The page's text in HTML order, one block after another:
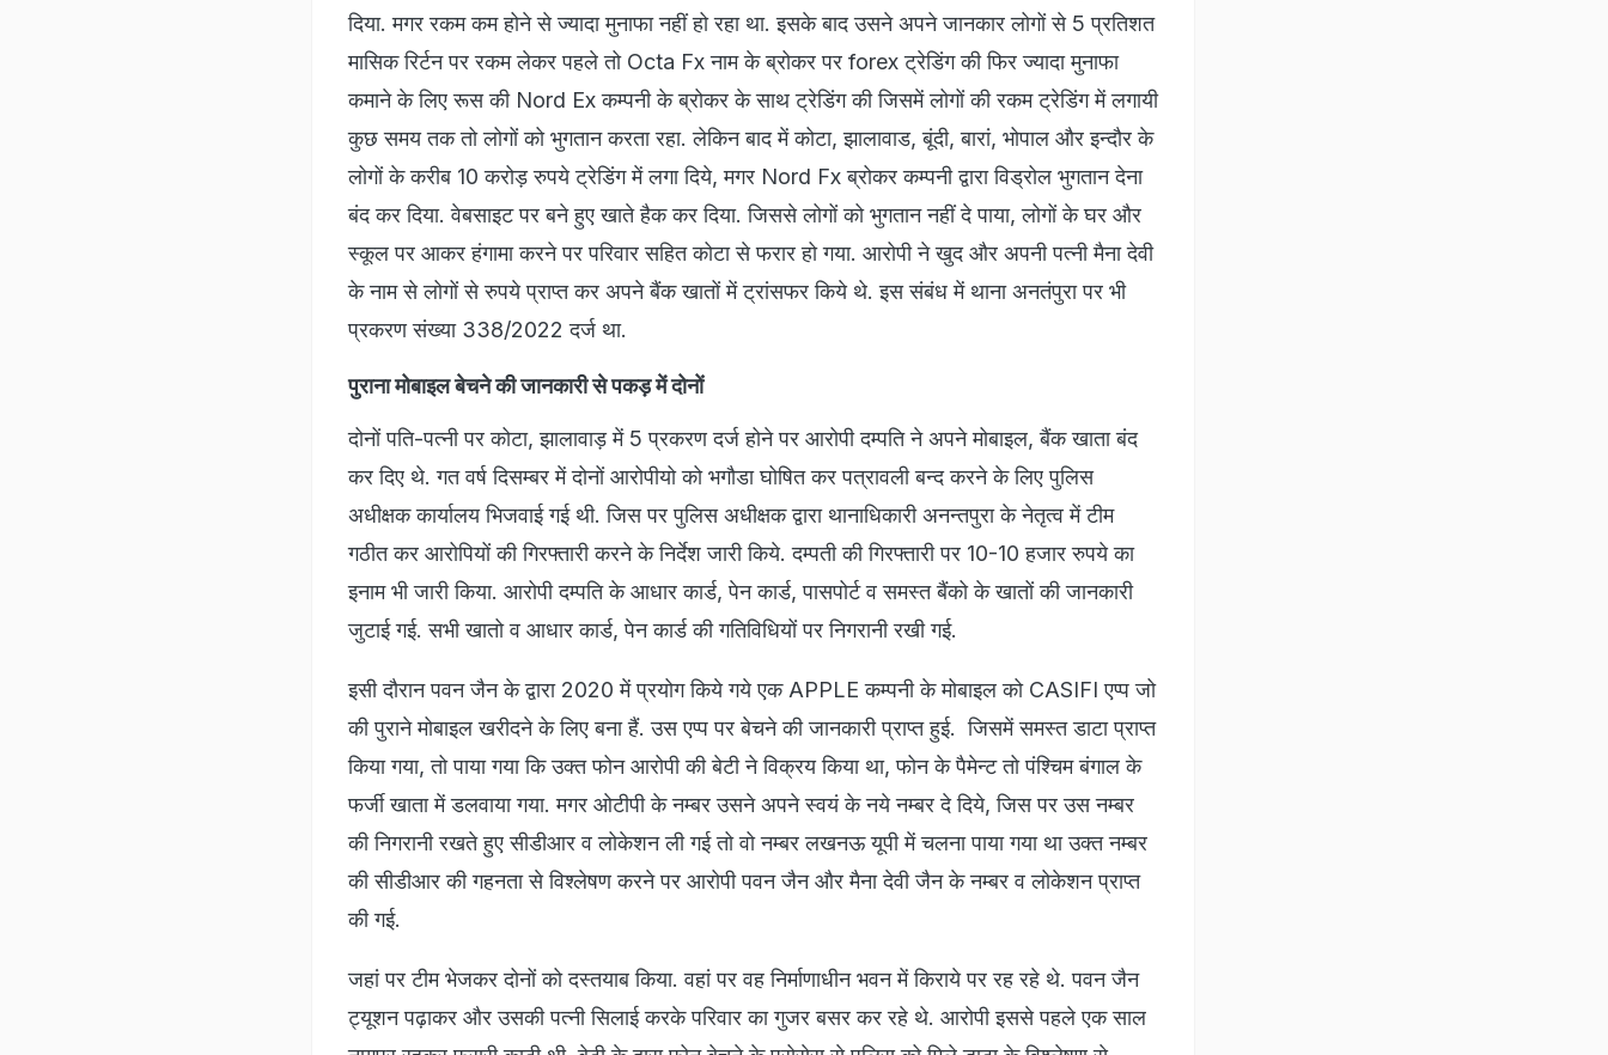
दिया. मगर रकम कम होने से ज्यादा मुनाफा नहीं हो रहा था. इसके बाद उसने अपने जानकार लोगों से 5 प्रतिशत
मासिक रिर्टन पर रकम लेकर पहले तो Octa Fx नाम के ब्रोकर पर forex ट्रेडिंग की फिर ज्यादा मुनाफा
कमाने के लिए रूस की Nord Ex कम्पनी के ब्रोकर के साथ ट्रेडिंग की जिसमें लोगों की रकम ट्रेडिंग में लगायी
कुछ समय तक तो लोगों को भुगतान करता रहा. लेकिन बाद में कोटा, झालावाड, बूंदी, बारां, भोपाल और इन्दौर के
लोगों के करीब 10 करोड़ रुपये ट्रेडिंग में लगा दिये, मगर Nord Fx ब्रोकर कम्पनी द्वारा विड्रोल भुगतान देना
बंद कर दिया. वेबसाइट पर बने हुए खाते हैक कर दिया. जिससे लोगों को भुगतान नहीं दे पाया, लोगों के घर और
स्कूल पर आकर हंगामा करने पर परिवार सहित कोटा से फरार हो गया. आरोपी ने खुद और अपनी पत्नी मैना देवी
के नाम से लोगों से रुपये प्राप्त कर अपने बैंक खातों में ट्रांसफर किये थे. इस संबंध में थाना अनतंपुरा पर भी
प्रकरण संख्या 338/2022 दर्ज था.
पुराना मोबाइल बेचने की जानकारी से पकड़ में दोनों
दोनों पति-पत्नी पर कोटा, झालावाड़ में 5 प्रकरण दर्ज होने पर आरोपी दम्पति ने अपने मोबाइल, बैंक खाता बंद
कर दिए थे. गत वर्ष दिसम्बर में दोनों आरोपीयो को भगौडा घोषित कर पत्रावली बन्द करने के लिए पुलिस
अधीक्षक कार्यालय भिजवाई गई थी. जिस पर पुलिस अधीक्षक द्वारा थानाधिकारी अनन्तपुरा के नेतृत्व में टीम
गठीत कर आरोपियों की गिरफ्तारी करने के निर्देश जारी किये. दम्पती की गिरफ्तारी पर 10-10 हजार रुपये का
इनाम भी जारी किया. आरोपी दम्पति के आधार कार्ड, पेन कार्ड, पासपोर्ट व समस्त बैंको के खातों की जानकारी
जुटाई गई. सभी खातो व आधार कार्ड, पेन कार्ड की गतिविधियों पर निगरानी रखी गई.
इसी दौरान पवन जैन के द्वारा 2020 में प्रयोग किये गये एक APPLE कम्पनी के मोबाइल को CASIFI एप्प जो
की पुराने मोबाइल खरीदने के लिए बना हैं. उस एप्प पर बेचने की जानकारी प्राप्त हुई. जिसमें समस्त डाटा प्राप्त
किया गया, तो पाया गया कि उक्त फोन आरोपी की बेटी ने विक्रय किया था, फोन के पैमेन्ट तो पंश्चिम बंगाल के
फर्जी खाता में डलवाया गया. मगर ओटीपी के नम्बर उसने अपने स्वयं के नये नम्बर दे दिये, जिस पर उस नम्बर
की निगरानी रखते हुए सीडीआर व लोकेशन ली गई तो वो नम्बर लखनऊ यूपी में चलना पाया गया था उक्त नम्बर
की सीडीआर की गहनता से विश्लेषण करने पर आरोपी पवन जैन और मैना देवी जैन के नम्बर व लोकेशन प्राप्त
की गई.
जहां पर टीम भेजकर दोनों को दस्तयाब किया. वहां पर वह निर्माणाधीन भवन में किराये पर रह रहे थे. पवन जैन
ट्यूशन पढ़ाकर और उसकी पत्नी सिलाई करके परिवार का गुजर बसर कर रहे थे. आरोपी इससे पहले एक साल